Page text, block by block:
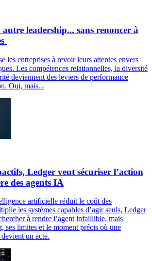
leadership... sans renoncer à
les entreprises à revoir leurs attentes envers
Les compétences relationnelles, la diversité
deviennent des leviers de performance
Oui, mais...
Ledger veut sécuriser l’action
des agents IA
artificielle réduit le coût des
les systèmes capables d’agir seuls, Ledger
à rendre l’agent infaillible, mais
ses limites et le moment précis où une
un acte.